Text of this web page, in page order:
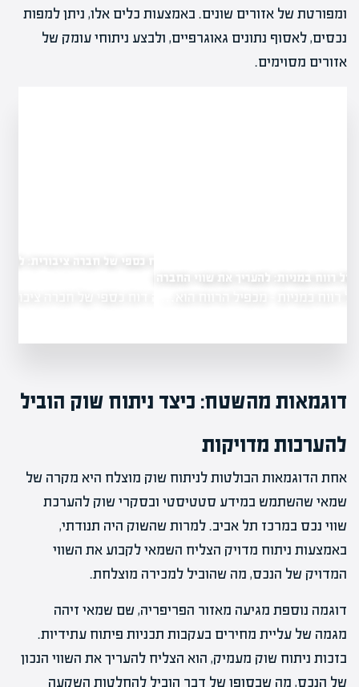
ומפורטת של אזורים שונים. באמצעות כלים אלו, ניתן למפות
נכסים, לאסוף נתונים גאוגרפיים, ולבצע ניתוחי עומק של
אזורים מסוימים.
שווי החברה
מה זה דוח כספי של חברה ציבורית: להבין את הנתונים
הכלכליים
דוגמאות מהשטח: כיצד ניתוח שוק הוביל
להערכות מדויקות
אחת הדוגמאות הבולטות לניתוח שוק מוצלח היא מקרה של
שמאי שהשתמש במידע סטטיסטי ובסקרי שוק להערכת
שווי נכס במרכז תל אביב. למרות שהשוק היה תנודתי,
באמצעות ניתוח מדויק הצליח השמאי לקבוע את השווי
המדויק של הנכס, מה שהוביל למכירה מוצלחת.
דוגמה נוספת מגיעה מאזור הפריפריה, שם שמאי זיהה
מגמה של עליית מחירים בעקבות תכניות פיתוח עתידיות.
בזכות ניתוח שוק מעמיק, הוא הצליח להעריך את השווי הנכון
של הנכס, מה שבסופו של דבר הוביל להחלטות השקעה